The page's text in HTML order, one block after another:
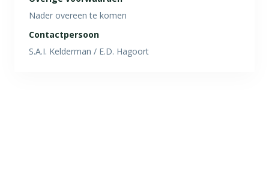
Nader overeen te komen
Contactpersoon
S.A.I. Kelderman / E.D. Hagoort